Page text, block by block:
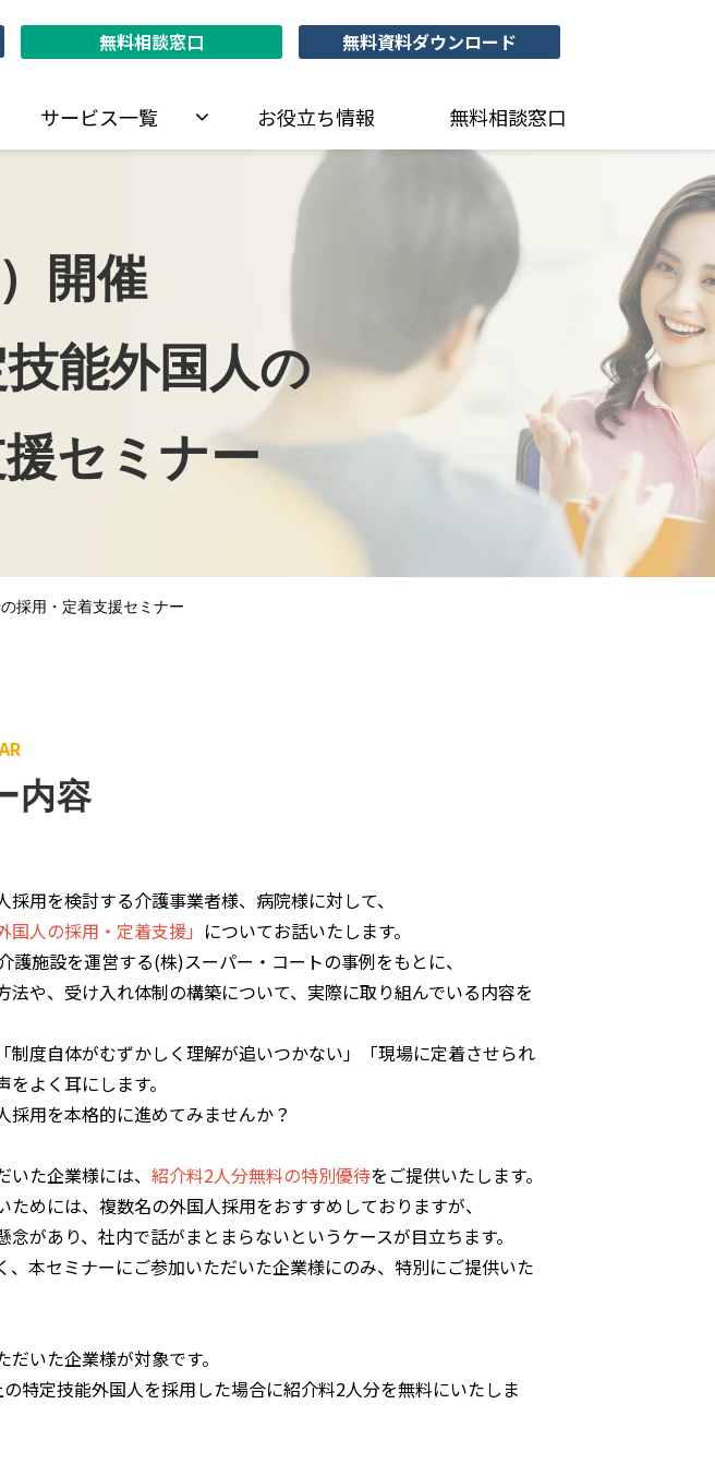
無料相談窓口 無料資料ダウンロード
サービス一覧 お役立ち情報 無料相談窓口
開催
能外国人の
セミナー
採用・定着支援セミナー
内容
採用を検討する介護事業者様、病院様に対して、
国人の採用・定着支援」 についてお話いたします。
護施設を運営する(株)スーパー・コートの事例をもとに、
法や、受け入れ体制の構築について、実際に取り組んでいる内容を
制度自体がむずかしく理解が追いつかない」「現場に定着させられ
よく耳にします。
採用を本格的に進めてみませんか？
た企業様には、 紹介料2人分無料の特別優待をご提供いたします。
めには、複数名の外国人採用をおすすめしておりますが、
があり、社内で話がまとまらないというケースが目立ちます。
、本セミナーにご参加いただいた企業様にのみ、特別にご提供いた
いた企業様が対象です。
特定技能外国人を採用した場合に紹介料2人分を無料にいたしま